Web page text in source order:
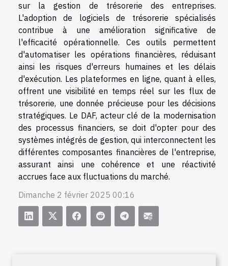
sur la gestion de trésorerie des entreprises.
L'adoption de logiciels de trésorerie spécialisés
contribue à une amélioration significative de
l'efficacité opérationnelle. Ces outils permettent
d'automatiser les opérations financières, réduisant
ainsi les risques d'erreurs humaines et les délais
d'exécution. Les plateformes en ligne, quant à elles,
offrent une visibilité en temps réel sur les flux de
trésorerie, une donnée précieuse pour les décisions
stratégiques. Le DAF, acteur clé de la modernisation
des processus financiers, se doit d'opter pour des
systèmes intégrés de gestion, qui interconnectent les
différentes composantes financières de l'entreprise,
assurant ainsi une cohérence et une réactivité
accrues face aux fluctuations du marché.
Dimanche 2 février 2025 00:16